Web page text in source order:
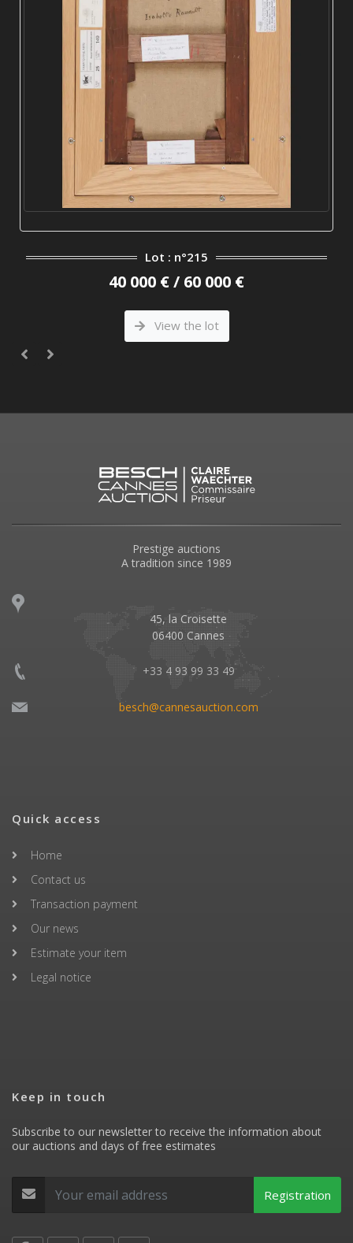
Lot : n°215
40 000 € / 60 000 €
View the lot
Prestige auctions
A tradition since 1989
45, la Croisette
06400 Cannes
+33 4 93 99 33 49
besch@cannesauction.com
Quick access
Home
Contact us
Transaction payment
Our news
Estimate your item
Legal notice
Keep in touch
Subscribe to our newsletter to receive the information about
our auctions and days of free estimates
Registration